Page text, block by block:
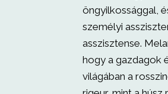
öngyilkossággal,
személyi
asszisztense.
hogy a gazdagok
világában a